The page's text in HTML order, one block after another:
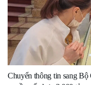
Chuyển thông tin sang Bộ